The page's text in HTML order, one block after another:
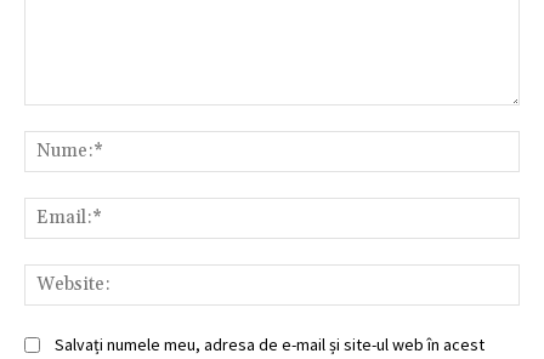
Salvați numele meu, adresa de e-mail și site-ul web în acest